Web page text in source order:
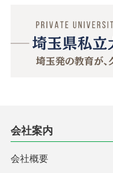
会社案内
会社概要